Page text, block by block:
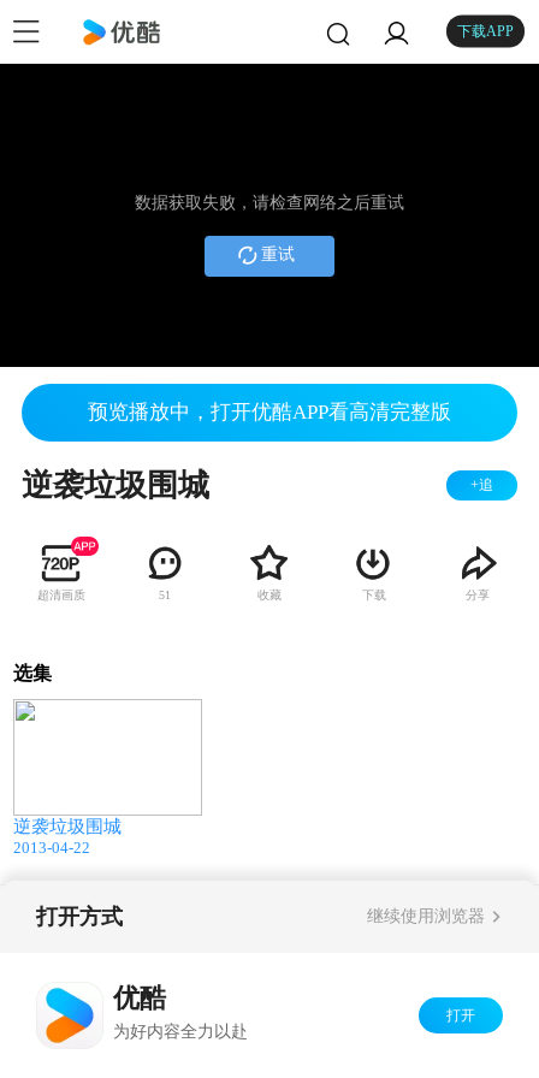
下载APP
数据获取失败，请检查网络之后重试
重试
预览播放中，打开优酷APP看高清完整版
逆袭垃圾围城 +追
超清画质 51 收藏 下载 分享
选集
逆袭垃圾围城
2013-04-22
版权所有
打开方式 继续使用浏览器
优酷
为好内容全力以赴
打开